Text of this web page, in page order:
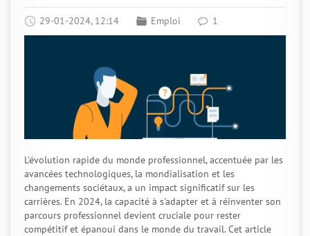
29-01-2024, 12:14 Emploi 1
L'évolution rapide du monde professionnel, accentuée par les
avancées technologiques, la mondialisation et les
changements sociétaux, a un impact significatif sur les
carrières. En 2024, la capacité à s'adapter et à réinventer son
parcours professionnel devient cruciale pour rester
compétitif et épanoui dans le monde du travail. Cet article